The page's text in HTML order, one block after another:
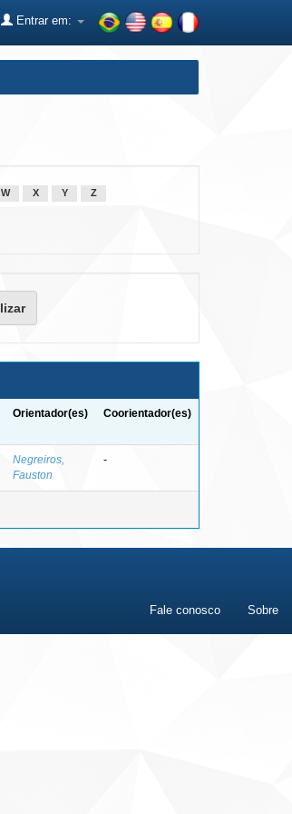
Entrar em:
W X Y Z
Orientador(es) Coorientador(es)
Negreiros,
Fauston
-
Fale conosco Sobre